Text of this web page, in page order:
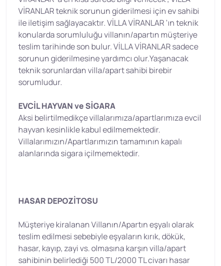
VİRANLAR teknik sorunun giderilmesi için ev sahibi
ile iletişim sağlayacaktır. VİLLA VİRANLAR ’ın teknik
konularda sorumluluğu villanın/apartın müşteriye
teslim tarihinde son bulur. VİLLA VİRANLAR sadece
sorunun giderilmesine yardımcı olur.Yaşanacak
teknik sorunlardan villa/apart sahibi birebir
sorumludur.
EVCİL HAYVAN ve SİGARA
Aksi belirtilmedikçe villalarımıza/apartlarımıza evcil
hayvan kesinlikle kabul edilmemektedir.
Villalarımızın/Apartlarımızın tamamının kapalı
alanlarında sigara içilmemektedir.
HASAR DEPOZİTOSU
Müşteriye kiralanan Villanın/Apartın eşyalı olarak
teslim edilmesi sebebiyle eşyaların kırık, dökük,
hasar, kayıp, zayi vs. olmasına karşın villa/apart
sahibinin belirlediği 500 TL/2000 TL civarı hasar